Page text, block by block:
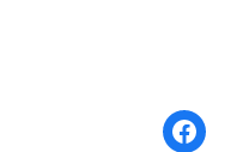
Share on